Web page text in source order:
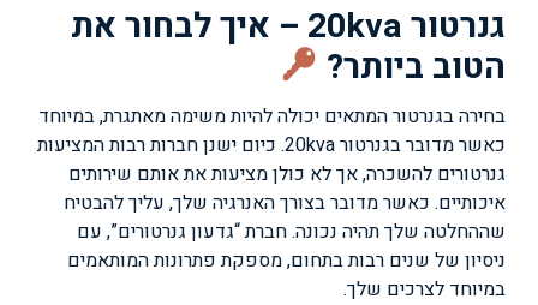
גנרטור 20kva – איך לבחור את
הטוב ביותר?
בחירה בגנרטור המתאים יכולה להיות משימה מאתגרת, במיוחד
כאשר מדובר בגנרטור 20kva. כיום ישנן חברות רבות המציעות
גנרטורים להשכרה, אך לא כולן מציעות את אותם שירותים
איכותיים. כאשר מדובר בצורך האנרגיה שלך, עליך להבטיח
שההחלטה שלך תהיה נכונה. חברת “גדעון גנרטורים”, עם
ניסיון של שנים רבות בתחום, מספקת פתרונות המותאמים
במיוחד לצרכים שלך.